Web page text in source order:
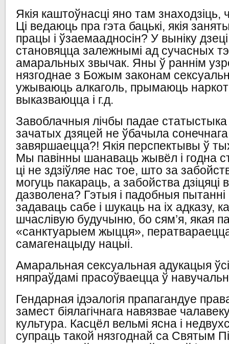
Якія каштоўнасці яно там
Ці ведаюць пра гэта бацькі, якія
працы і ўзаемаадносін? У выніку
становяцца залежнымі ад сучасных
амаральных звычак. Яны ў раннім
нязгоднае з Божым законам
ужываюць алкаголь, прымаюць
выказваюцца і г.д.
Завоблачныя лічбы падае статыстыка
зачатых дзяцей не ўбачыла сонечнага
завяршаецца?! Якія перспектывы ў
Мы павінны шанаваць жывёл і годна
ці не здзіўляе нас тое, што за
могуць пакараць, а забойства дзіцяці
дазволена? Гэтыя і падобныя
задаваць сабе і шукаць на іх адказу,
шчаслівую будучыню, бо сям’я, якая
«санктуарыем жыцця»,
самагенацыду нацыі.
Амаральная сексуальная адукацыя
няпраўдамі прасоўваецца ў
Гендарная ідэалогія прапагандуе
замест біялагічнага навязвае
культура. Касцёл вельмі ясна і
супраць такой нязгоднай са Святым